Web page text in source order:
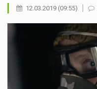
12.03.2019 (09:55)